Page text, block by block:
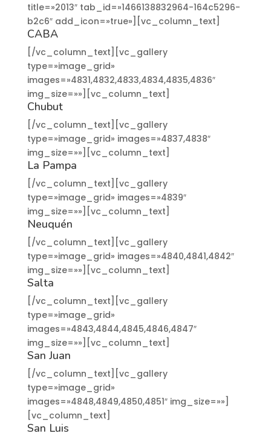
title=»2013″ tab_id=»1466138832964-164c5296-
b2c6″ add_icon=»true»][vc_column_text]
CABA
[/vc_column_text][vc_gallery
type=»image_grid»
images=»4831,4832,4833,4834,4835,4836″
img_size=»»][vc_column_text]
Chubut
[/vc_column_text][vc_gallery
type=»image_grid» images=»4837,4838″
img_size=»»][vc_column_text]
La Pampa
[/vc_column_text][vc_gallery
type=»image_grid» images=»4839″
img_size=»»][vc_column_text]
Neuquén
[/vc_column_text][vc_gallery
type=»image_grid» images=»4840,4841,4842″
img_size=»»][vc_column_text]
Salta
[/vc_column_text][vc_gallery
type=»image_grid»
images=»4843,4844,4845,4846,4847″
img_size=»»][vc_column_text]
San Juan
[/vc_column_text][vc_gallery
type=»image_grid»
images=»4848,4849,4850,4851″ img_size=»»]
[vc_column_text]
San Luis